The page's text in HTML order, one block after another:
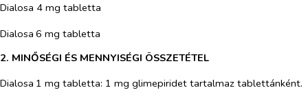
Dialosa 4 mg tabletta
Dialosa 6 mg tabletta
2. MINŐSÉGI ÉS MENNYISÉGI ÖSSZETÉTEL
Dialosa 1 mg tabletta: 1 mg glimepiridet tartalmaz tablettánként.